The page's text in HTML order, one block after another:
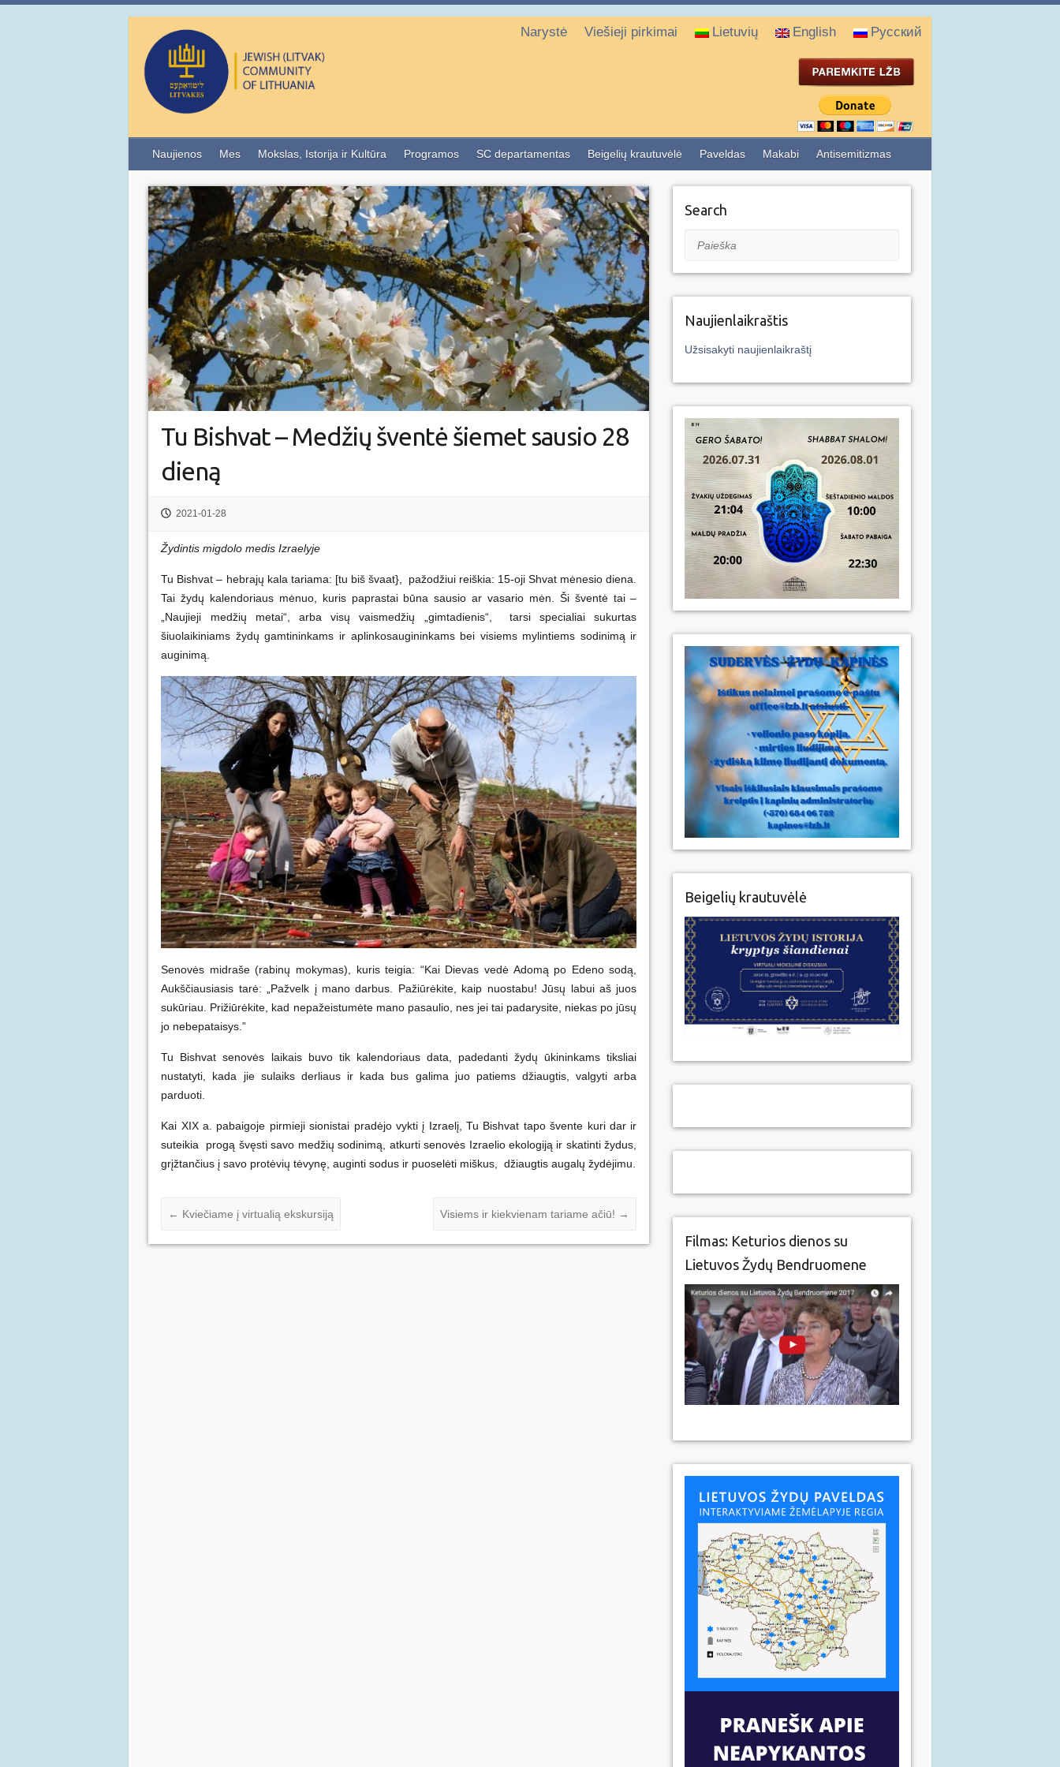
Narystė Viešieji pirkimai Lietuvių English Русский
Naujienos Mes Mokslas, Istorija ir Kultūra Programos SC departamentas Beigelių krautuvėlė Paveldas Makabi Antisemitizmas
Tu Bishvat – Medžių šventė šiemet sausio 28
dieną
2021-01-28
Žydintis migdolo medis Izraelyje
Tu Bishvat – hebrajų kala tariama: [tu biš švaat}, pažodžiui reiškia: 15-oji Shvat mėnesio diena.
Tai žydų kalendoriaus mėnuo, kuris paprastai būna sausio ar vasario mėn. Ši šventė tai –
„Naujieji medžių metai“, arba visų vaismedžių „gimtadienis“, tarsi specialiai sukurtas
šiuolaikiniams žydų gamtininkams ir aplinkosaugininkams bei visiems mylintiems sodinimą ir
auginimą.
Senovės midraše (rabinų mokymas), kuris teigia: “Kai Dievas vedė Adomą po Edeno sodą,
Aukščiausiasis tarė: „Pažvelk į mano darbus. Pažiūrėkite, kaip nuostabu! Jūsų labui aš juos
sukūriau. Prižiūrėkite, kad nepažeistumėte mano pasaulio, nes jei tai padarysite, niekas po jūsų
jo nebepataisys.”
Tu Bishvat senovės laikais buvo tik kalendoriaus data, padedanti žydų ūkininkams tiksliai
nustatyti, kada jie sulaiks derliaus ir kada bus galima juo patiems džiaugtis, valgyti arba
parduoti.
Kai XIX a. pabaigoje pirmieji sionistai pradėjo vykti į Izraelį, Tu Bishvat tapo švente kuri dar ir
suteikia progą švęsti savo medžių sodinimą, atkurti senovės Izraelio ekologiją ir skatinti žydus,
grįžtančius į savo protėvių tėvynę, auginti sodus ir puoselėti miškus, džiaugtis augalų žydėjimu.
← Kviečiame į virtualią ekskursiją Visiems ir kiekvienam tariame ačiū! →
Search
Paieška
Naujienlaikraštis
Užsisakyti naujienlaikraštį
Beigelių krautuvėlė
Filmas: Keturios dienos su
Lietuvos Žydų Bendruomene